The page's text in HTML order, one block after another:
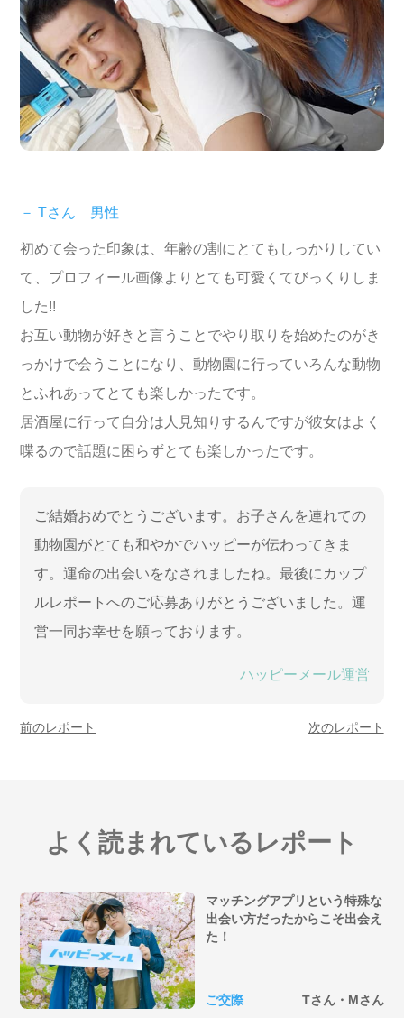
－ Tさん 男性
初めて会った印象は、年齢の割にとてもしっかりしてい
て、プロフィール画像よりとても可愛くてびっくりしま
した!!
お互い動物が好きと言うことでやり取りを始めたのがき
っかけで会うことになり、動物園に行っていろんな動物
とふれあってとても楽しかったです。
居酒屋に行って自分は人見知りするんですが彼女はよく
喋るので話題に困らずとても楽しかったです。
ご結婚おめでとうございます。お子さんを連れての
動物園がとても和やかでハッピーが伝わってきま
す。運命の出会いをなされましたね。最後にカップ
ルレポートへのご応募ありがとうございました。運
営一同お幸せを願っております。
ハッピーメール運営
前のレポート 次のレポート
よく読まれているレポート
ご交際 Tさん・Mさん
マッチングアプリという特殊な
出会い方だったからこそ出会え
た！